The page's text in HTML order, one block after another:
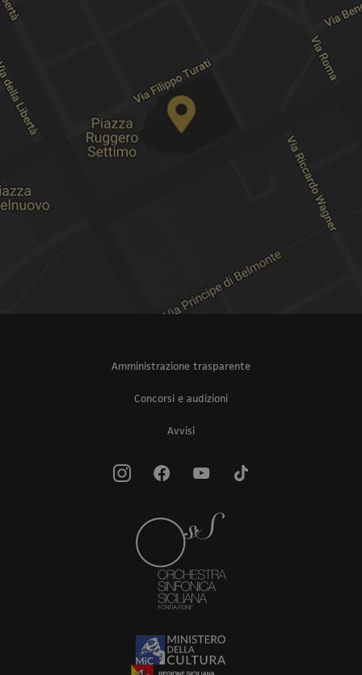
Amministrazione trasparente
Concorsi e audizioni
Avvisi